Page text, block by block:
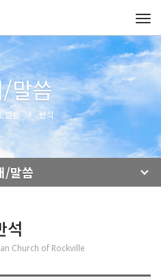
말씀
말씀 반석
/말씀
석
Church of Rockville